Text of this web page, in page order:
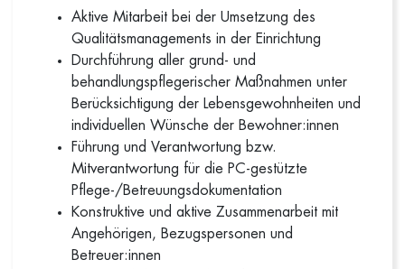
Aktive Mitarbeit bei der Umsetzung des
Qualitätsmanagements in der Einrichtung
Durchführung aller grund- und
behandlungspflegerischer Maßnahmen unter
Berücksichtigung der Lebensgewohnheiten und
individuellen Wünsche der Bewohner:innen
Führung und Verantwortung bzw.
Mitverantwortung für die PC-gestützte
Pflege-/Betreuungsdokumentation
Konstruktive und aktive Zusammenarbeit mit
Angehörigen, Bezugspersonen und
Betreuer:innen